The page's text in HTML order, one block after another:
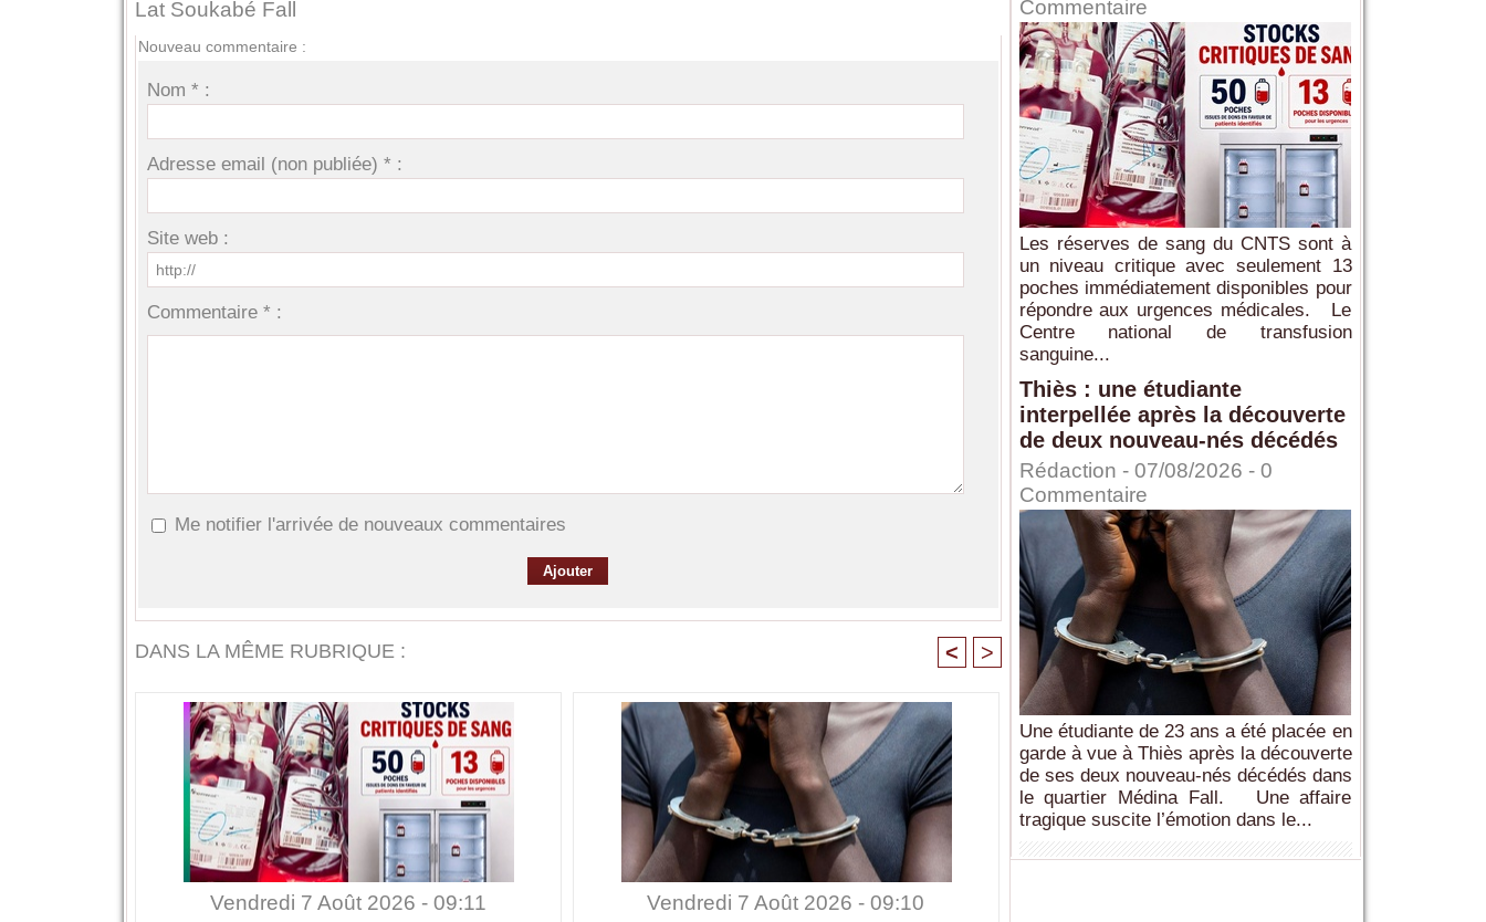
Lat Soukabé Fall
Nouveau commentaire :
Nom * :
Adresse email (non publiée) * :
Site web :
Commentaire * :
Me notifier l'arrivée de nouveaux commentaires
DANS LA MÊME RUBRIQUE : < >
Vendredi 7 Août 2026 - 09:11 Vendredi 7 Août 2026 - 09:10
Commentaire
Les réserves de sang du CNTS sont à
un niveau critique avec seulement 13
poches immédiatement disponibles pour
répondre aux urgences médicales. Le
Centre national de transfusion
sanguine...
Thiès : une étudiante
interpellée après la découverte
de deux nouveau-nés décédés
Rédaction - 07/08/2026 - 0
Commentaire
Une étudiante de 23 ans a été placée en
garde à vue à Thiès après la découverte
de ses deux nouveau-nés décédés dans
le quartier Médina Fall. Une affaire
tragique suscite l’émotion dans le...